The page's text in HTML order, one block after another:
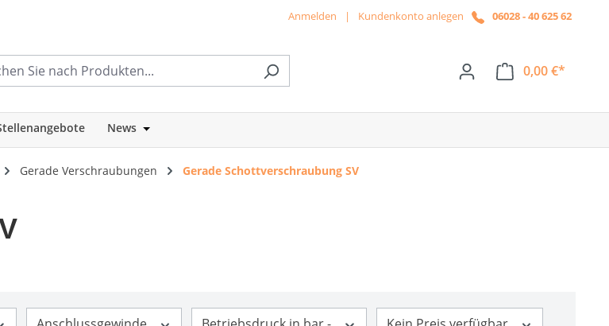
Anmelden | Kundenkonto anlegen 06028 - 40 625 62
0,00 €*
News Öffne oder Schließe das Dropdown der Kategorie News
Gerade Verschraubungen Gerade Schottverschraubung SV